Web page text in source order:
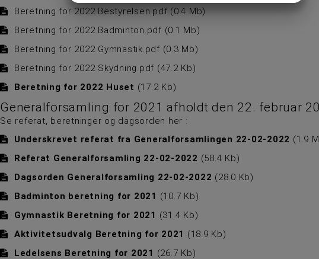
Beretning for 2022 Bestyrelsen.pdf(0.4 Mb)
Beretning for 2022 Badminton.pdf(0.1 Mb)
Beretning for 2022 Gymnastik.pdf(0.3 Mb)
Beretning for 2022 Skydning.pdf (47.2 Kb)
Beretning for 2022 Huset (17.2 Kb)
Generalforsamling for 2021 afholdt den 22. februar
Se referat, beretninger og dagsorden her :
Underskrevet referat fra Generalforsamlingen 22-02-2022 (1.9
Referat Generalforsamling 22-02-2022 (58.4 Kb)
Dagsorden Generalforsamling 22-02-2022 (28.0 Kb)
Badminton beretning for 2021 (10.7 Kb)
Gymnastik Beretning for 2021 (31.4 Kb)
Aktivitetsudvalg Beretning for 2021 (18.9 Kb)
Ledelsens Beretning for 2021 (26.7 Kb)
MARKETING